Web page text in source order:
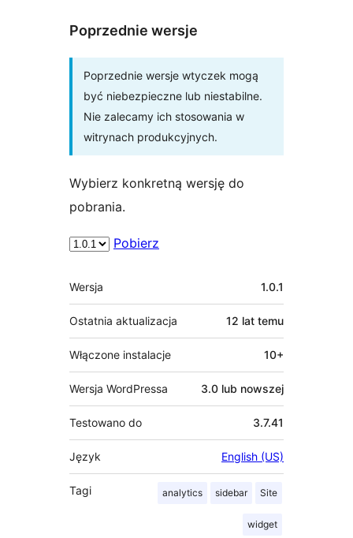
Poprzednie wersje
Poprzednie wersje wtyczek mogą
być niebezpieczne lub niestabilne.
Nie zalecamy ich stosowania w
witrynach produkcyjnych.
Wybierz konkretną wersję do
pobrania.
Pobierz
Meta
Wersja 1.0.1
Ostatnia aktualizacja 12 lat temu
Włączone instalacje 10+
Wersja WordPressa 3.0 lub nowszej
Testowano do 3.7.41
Język English (US)
Tagi analytics sidebar Site
widget